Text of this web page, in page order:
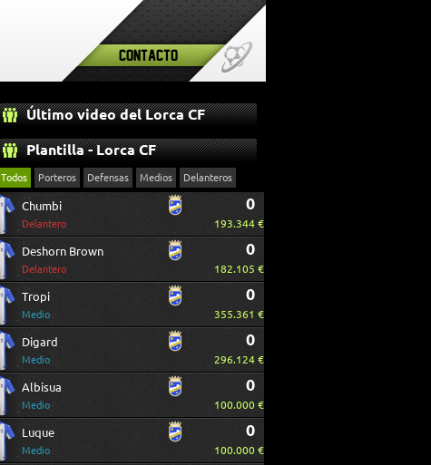
Contacto
Último video del Lorca CF
Plantilla - Lorca CF
Todos Porteros Defensas Medios Delanteros
Chumbi
Delantero
0
193.344 €
Deshorn Brown
Delantero
0
182.105 €
Tropi
Medio
0
355.361 €
Digard
Medio
0
296.124 €
Albisua
Medio
0
100.000 €
Luque
Medio
0
100.000 €